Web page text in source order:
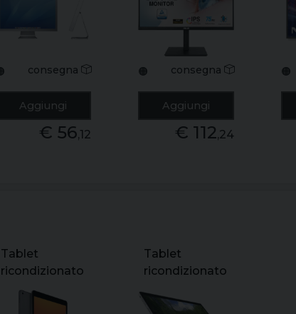
1680x1050 -
consegna
Aggiungi
€ 56,12
2560x1440 -
displayport.
incluso - grado
b+
🟠 consegna
Aggiungi
€ 112,24
🟠
Tablet
ricondizionato
apple ipad 8th
gen a2270
Tablet
ricondizionato
7320 13" touch